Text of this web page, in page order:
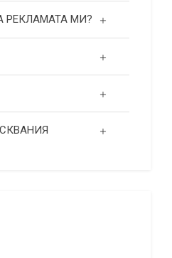
РЕКЛАМАТА МИ?